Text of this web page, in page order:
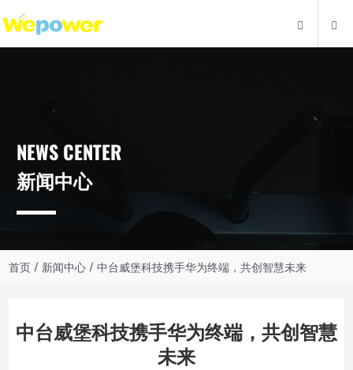
NEWS CENTER
新闻中心
首页 / 新闻中心 / 中台威堡科技携手华为终端，共创智慧未来
中台威堡科技携手华为终端，共创智慧
未来